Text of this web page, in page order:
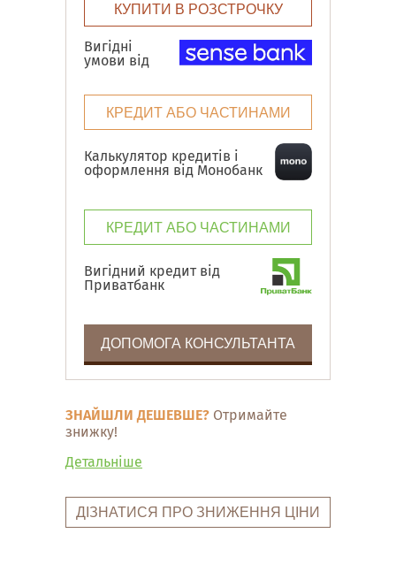
КУПИТИ В РОЗСТРОЧКУ
Вигідні
умови від
КРЕДИТ АБО ЧАСТИНАМИ
Калькулятор кредитів і
оформлення від Монобанк
КРЕДИТ АБО ЧАСТИНАМИ
Вигідний кредит від
Приватбанк
ДОПОМОГА КОНСУЛЬТАНТА
ЗНАЙШЛИ ДЕШЕВШЕ? Отримайте
знижку!
Детальніше
ДІЗНАТИСЯ ПРО ЗНИЖЕННЯ ЦІНИ